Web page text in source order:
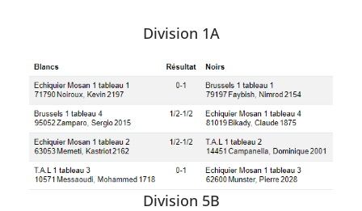
Division 1A
Division 5B